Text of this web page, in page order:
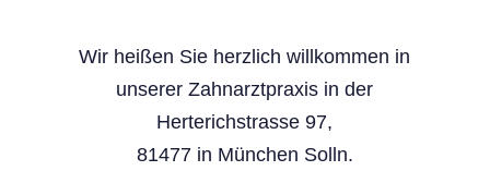
Wir heißen Sie herzlich willkommen in
unserer Zahnarztpraxis in der
Herterichstrasse 97,
81477 in München Solln.